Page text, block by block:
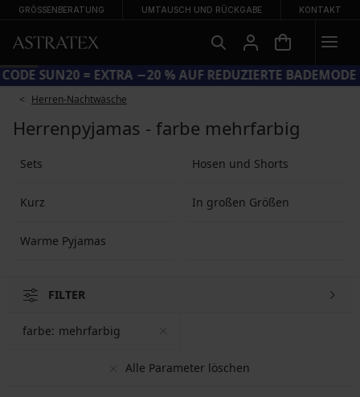
GRÖSSENBERATUNG UMTAUSCH UND RÜCKGABE KONTAKT
CODE SUN20 = EXTRA −20 % AUF REDUZIERTE BADEMODE
Herren-Nachtwäsche
Herrenpyjamas - farbe mehrfarbig
Sets Hosen und Shorts
Kurz In großen Größen
Warme Pyjamas
FILTER
Alle Parameter löschen
farbe: mehrfarbig